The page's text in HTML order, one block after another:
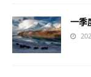
一季